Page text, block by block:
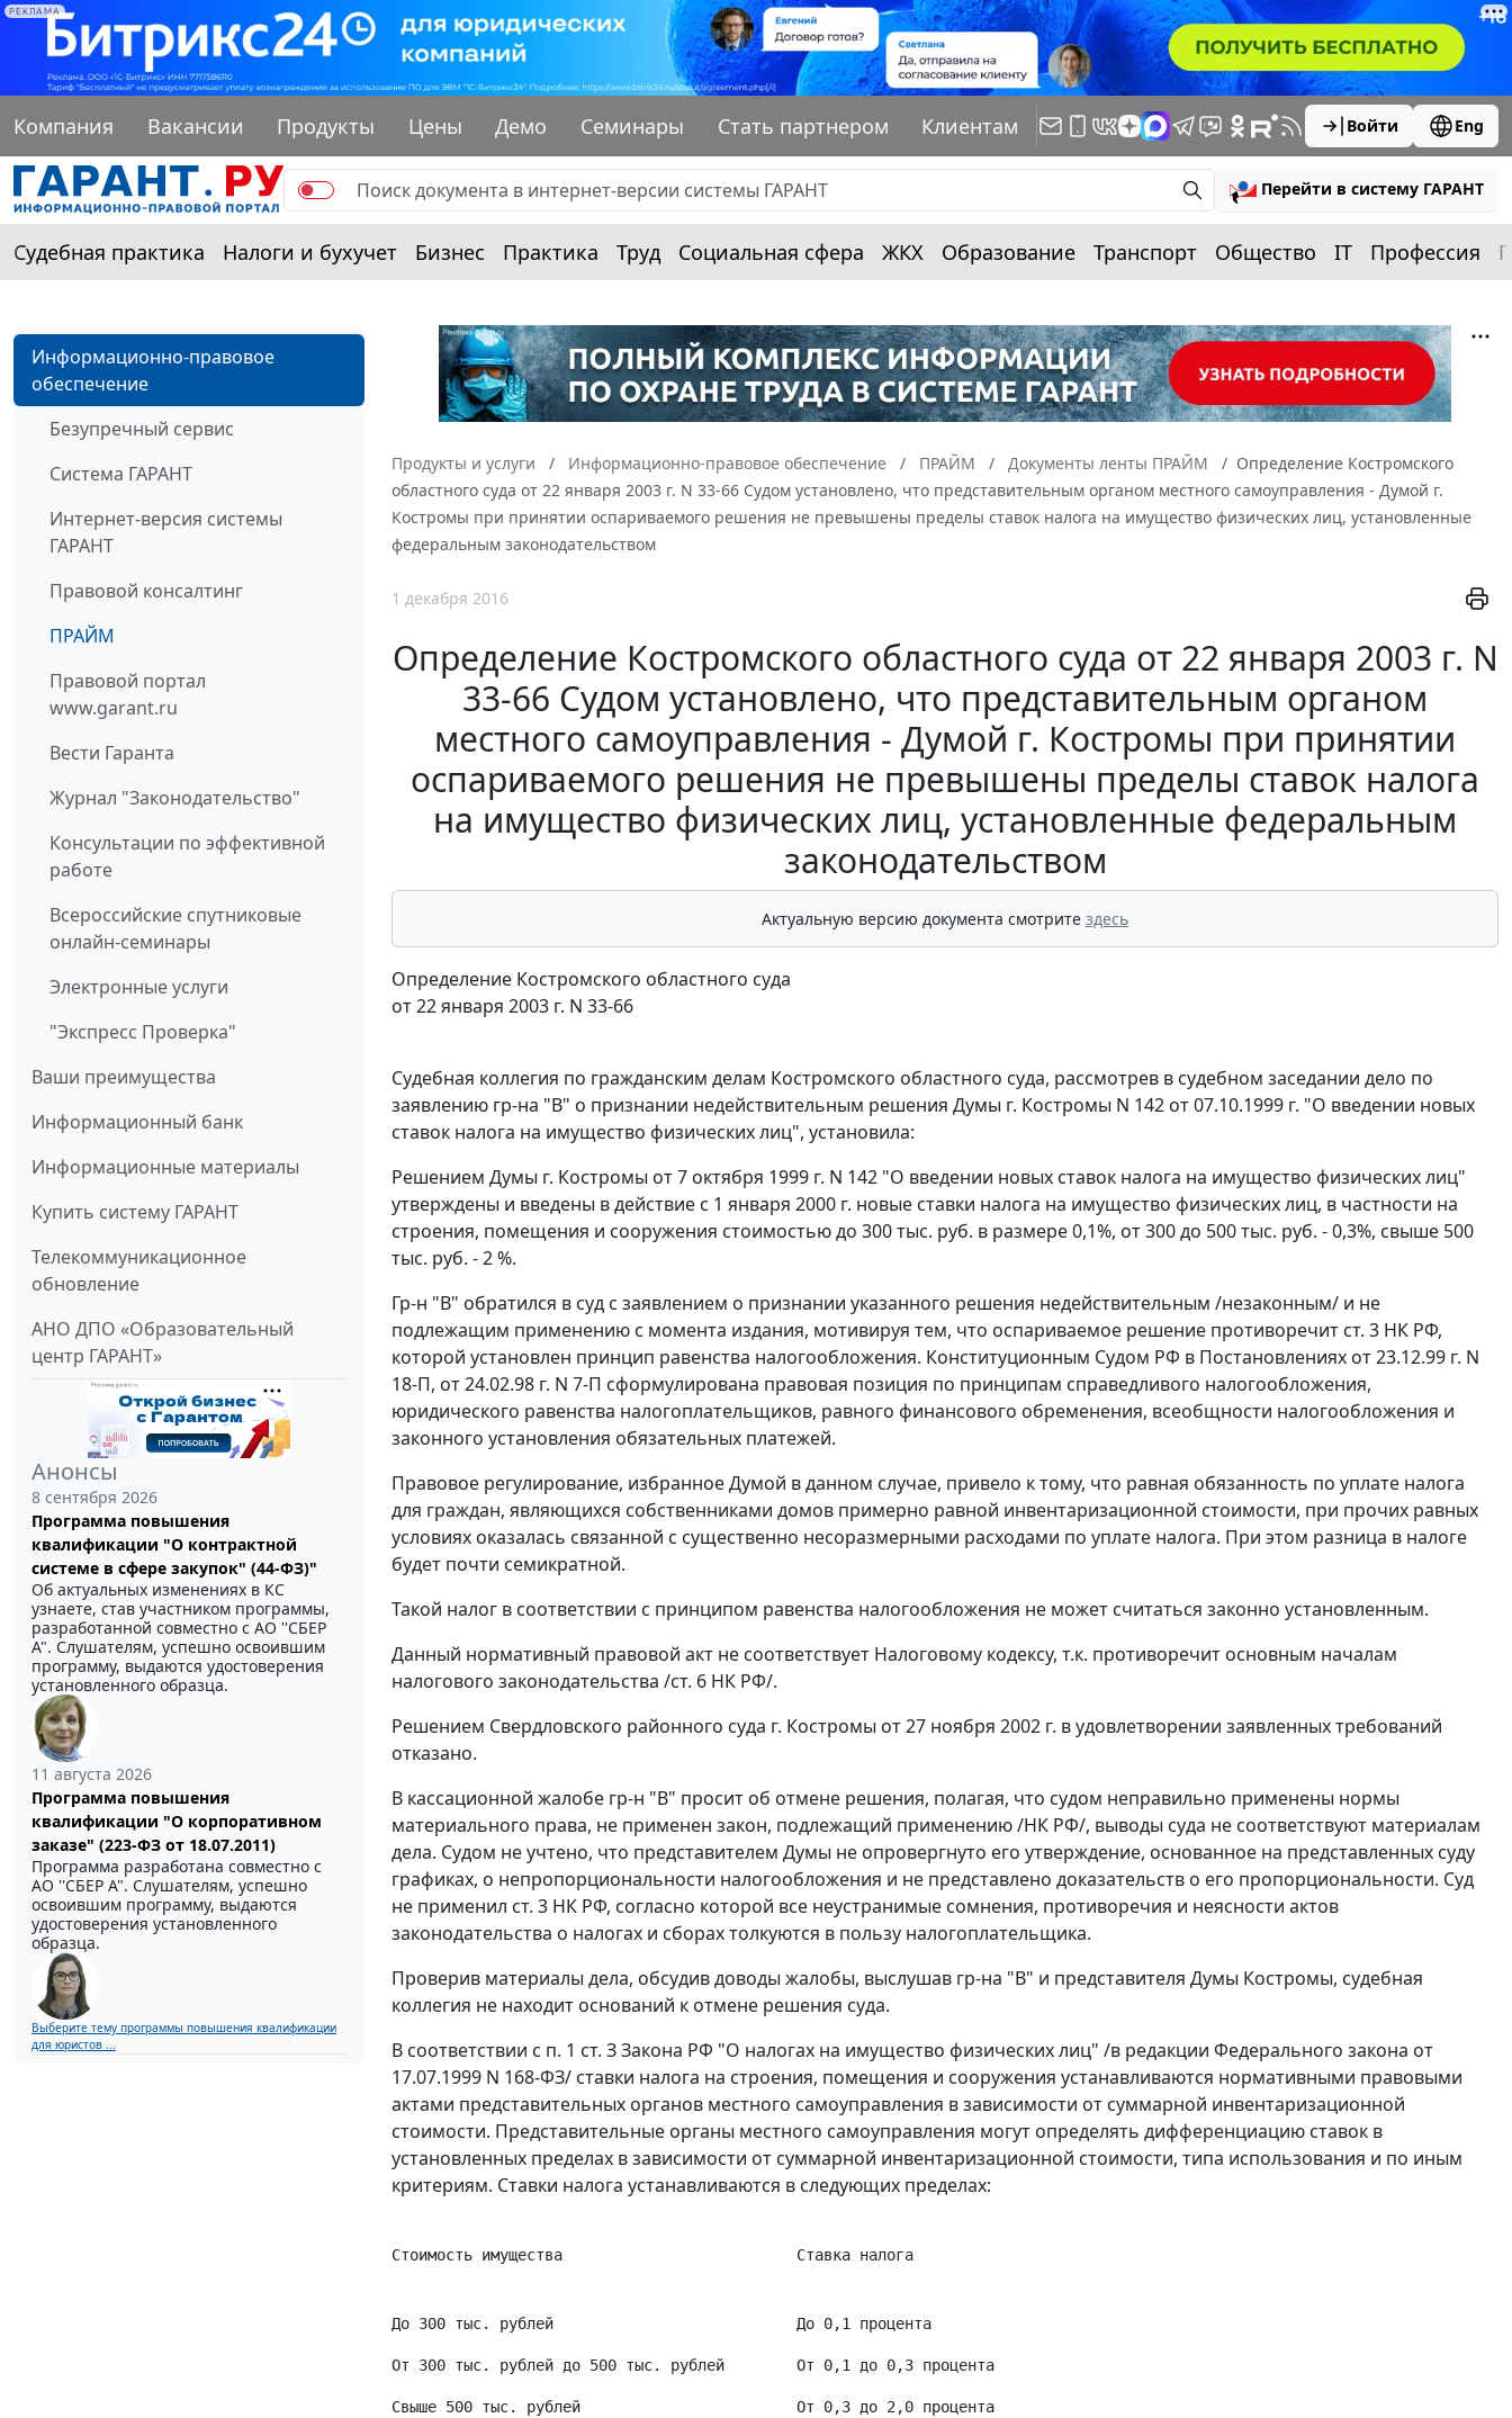
РЕКЛАМА
Компания Вакансии Продукты Цены Демо Семинары Стать партнером Клиентам Войти Eng
Перейти в систему ГАРАНТ
Судебная практика Налоги и бухучет Бизнес Практика Труд Социальная сфера ЖКХ Образование Транспорт Общество IT Профессия
Информационно-правовое
обеспечение
Безупречный сервис
Система ГАРАНТ
Интернет-версия системы
ГАРАНТ
Правовой консалтинг
ПРАЙМ
Правовой портал
www.garant.ru
Вести Гаранта
Журнал "Законодательство"
Консультации по эффективной
работе
Всероссийские спутниковые
онлайн-семинары
Электронные услуги
"Экспресс Проверка"
Ваши преимущества
Информационный банк
Информационные материалы
Купить систему ГАРАНТ
Телекоммуникационное
обновление
АНО ДПО «Образовательный
центр ГАРАНТ»
Анонсы
8 сентября 2026
Программа повышения
квалификации "О контрактной
системе в сфере закупок" (44-ФЗ)"
Об актуальных изменениях в КС
узнаете, став участником программы,
разработанной совместно с АО ''СБЕР
А". Слушателям, успешно освоившим
программу, выдаются удостоверения
установленного образца.
11 августа 2026
Программа повышения
квалификации "О корпоративном
заказе" (223-ФЗ от 18.07.2011)
Программа разработана совместно с
АО ''СБЕР А". Слушателям, успешно
освоившим программу, выдаются
удостоверения установленного
образца.
Выберите тему программы повышения квалификации
для юристов ...
Продукты и услуги Информационно-правовое обеспечение ПРАЙМ Документы ленты ПРАЙМ
Определение Костромского
областного суда от 22 января 2003 г. N 33-66 Судом установлено, что представительным органом местного самоуправления - Думой г.
Костромы при принятии оспариваемого решения не превышены пределы ставок налога на имущество физических лиц, установленные
федеральным законодательством
1 декабря 2016
Определение Костромского областного суда от 22 января 2003 г. N
33-66 Судом установлено, что представительным органом
местного самоуправления - Думой г. Костромы при принятии
оспариваемого решения не превышены пределы ставок налога
на имущество физических лиц, установленные федеральным
законодательством
Актуальную версию документа смотрите здесь
Определение Костромского областного суда
от 22 января 2003 г. N 33-66
Судебная коллегия по гражданским делам Костромского областного суда, рассмотрев в судебном заседании дело по
заявлению гр-на "В" о признании недействительным решения Думы г. Костромы N 142 от 07.10.1999 г. "О введении новых
ставок налога на имущество физических лиц", установила:
Решением Думы г. Костромы от 7 октября 1999 г. N 142 "О введении новых ставок налога на имущество физических лиц"
утверждены и введены в действие с 1 января 2000 г. новые ставки налога на имущество физических лиц, в частности на
строения, помещения и сооружения стоимостью до 300 тыс. руб. в размере 0,1%, от 300 до 500 тыс. руб. - 0,3%, свыше 500
тыс. руб. - 2 %.
Гр-н "В" обратился в суд с заявлением о признании указанного решения недействительным /незаконным/ и не
подлежащим применению с момента издания, мотивируя тем, что оспариваемое решение противоречит ст. 3 НК РФ,
которой установлен принцип равенства налогообложения. Конституционным Судом РФ в Постановлениях от 23.12.99 г. N
18-П, от 24.02.98 г. N 7-П сформулирована правовая позиция по принципам справедливого налогообложения,
юридического равенства налогоплательщиков, равного финансового обременения, всеобщности налогообложения и
законного установления обязательных платежей.
Правовое регулирование, избранное Думой в данном случае, привело к тому, что равная обязанность по уплате налога
для граждан, являющихся собственниками домов примерно равной инвентаризационной стоимости, при прочих равных
условиях оказалась связанной с существенно несоразмерными расходами по уплате налога. При этом разница в налоге
будет почти семикратной.
Такой налог в соответствии с принципом равенства налогообложения не может считаться законно установленным.
Данный нормативный правовой акт не соответствует Налоговому кодексу, т.к. противоречит основным началам
налогового законодательства /ст. 6 НК РФ/.
Решением Свердловского районного суда г. Костромы от 27 ноября 2002 г. в удовлетворении заявленных требований
отказано.
В кассационной жалобе гр-н "В" просит об отмене решения, полагая, что судом неправильно применены нормы
материального права, не применен закон, подлежащий применению/НК РФ/, выводы суда не соответствуют материалам
дела. Судом не учтено, что представителем Думы не опровергнуто его утверждение, основанное на представленных суду
графиках, о непропорциональности налогообложения и не представлено доказательств о его пропорциональности. Суд
не применил ст. 3 НК РФ, согласно которой все неустранимые сомнения, противоречия и неясности актов
законодательства о налогах и сборах толкуются в пользу налогоплательщика.
Проверив материалы дела, обсудив доводы жалобы, выслушав гр-на "В" и представителя Думы Костромы, судебная
коллегия не находит оснований к отмене решения суда.
В соответствии с п. 1 ст. ЗЗакона РФ "О налогах на имущество физических лиц" /в редакции Федерального закона от
17.07.1999 N 168-ФЗ/ ставки налога на строения, помещения и сооружения устанавливаются нормативными правовыми
актами представительных органов местного самоуправления в зависимости от суммарной инвентаризационной
стоимости. Представительные органы местного самоуправления могут определять дифференциацию ставок в
установленных пределах в зависимости от суммарной инвентаризационной стоимости, типа использования и по иным
критериям. Ставки налога устанавливаются в следующих пределах:
Стоимость имущества                          Ставка налога
До 300 тыс. рублей                           До 0,1 процента
От 300 тыс. рублей до 500 тыс. рублей        От 0,1 до 0,3 процента
Свыше 500 тыс. рублей                        От 0,3 до 2,0 процента